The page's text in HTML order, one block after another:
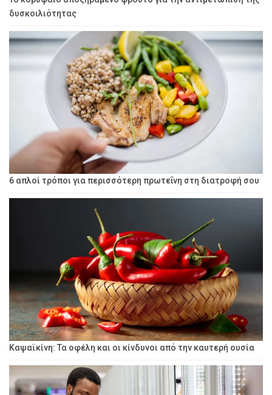
δυσκοιλιότητας
6 απλοί τρόποι για περισσότερη πρωτεΐνη στη διατροφή σου
Καψαϊκίνη: Τα οφέλη και οι κίνδυνοι από την καυτερή ουσία